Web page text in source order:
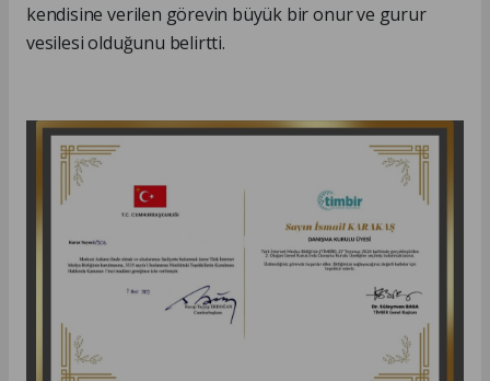
kendisine verilen görevin büyük bir onur ve gurur
vesilesi olduğunu belirtti.